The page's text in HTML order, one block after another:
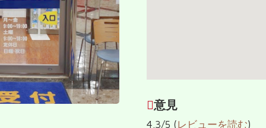
意見
4.3/5 (レビューを読む)